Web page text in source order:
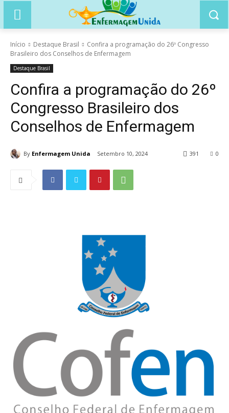
Início Destaque Brasil
Confira a programação do 26º Congresso
Brasileiro dos Conselhos de Enfermagem
Destaque Brasil
Confira a programação do 26º
Congresso Brasileiro dos
Conselhos de Enfermagem
By Enfermagem Unida Setembro 10, 2024 0
391